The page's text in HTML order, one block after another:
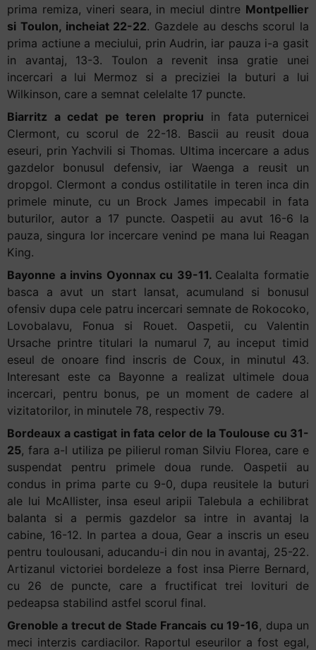
prima remiza, vineri seara, in meciul dintre Montpellier
si Toulon, incheiat 22-22. Gazdele au deschs scorul la
prima actiune a meciului, prin Audrin, iar pauza i-a gasit
in avantaj, 13-3. Toulon a revenit insa gratie unei
incercari a lui Mermoz si a preciziei la buturi a lui
Wilkinson, care a semnat celelalte 17 puncte.
Biarritz a cedat pe teren propriu in fata puternicei
Clermont, cu scorul de 22-18. Bascii au reusit doua
eseuri, prin Yachvili si Thomas. Ultima incercare a adus
gazdelor bonusul defensiv, iar Waenga a reusit un
dropgol. Clermont a condus ostilitatile in teren inca din
primele minute, cu un Brock James impecabil in fata
buturilor, autor a 17 puncte. Oaspetii au avut 16-6 la
pauza, singura lor incercare venind pe mana lui Reagan
King.
Bayonne a invins Oyonnax cu 39-11. Cealalta formatie
basca a avut un start lansat, acumuland si bonusul
ofensiv dupa cele patru incercari semnate de Rokocoko,
Lovobalavu, Fonua si Rouet. Oaspetii, cu Valentin
Ursache printre titulari la numarul 7, au inceput timid
eseul de onoare find inscris de Coux, in minutul 43.
Interesant este ca Bayonne a realizat ultimele doua
incercari, pentru bonus, pe un moment de cadere al
vizitatorilor, in minutele 78, respectiv 79.
Bordeaux a castigat in fata celor de la Toulouse cu 31-
25, fara a-l utiliza pe pilierul roman Silviu Florea, care e
suspendat pentru primele doua runde. Oaspetii au
condus in prima parte cu 9-0, dupa reusitele la buturi
ale lui McAllister, insa eseul aripii Talebula a echilibrat
balanta si a permis gazdelor sa intre in avantaj la
cabine, 16-12. In partea a doua, Gear a inscris un eseu
pentru toulousani, aducandu-i din nou in avantaj, 25-22.
Artizanul victoriei bordeleze a fost insa Pierre Bernard,
cu 26 de puncte, care a fructificat trei lovituri de
pedeapsa stabilind astfel scorul final.
Grenoble a trecut de Stade Francais cu 19-16, dupa un
meci interzis cardiacilor. Raportul eseurilor a fost egal,